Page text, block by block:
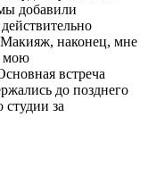
добавили
Макияж, наконец, мне
мою
встреча
до позднего
за